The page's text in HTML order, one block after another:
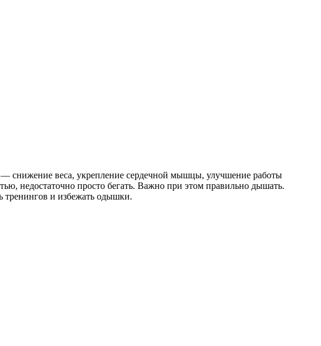
снижение веса, укрепление сердечной мышцы, улучшение работы
недостаточно просто бегать. Важно при этом правильно дышать.
тренингов и избежать одышки.